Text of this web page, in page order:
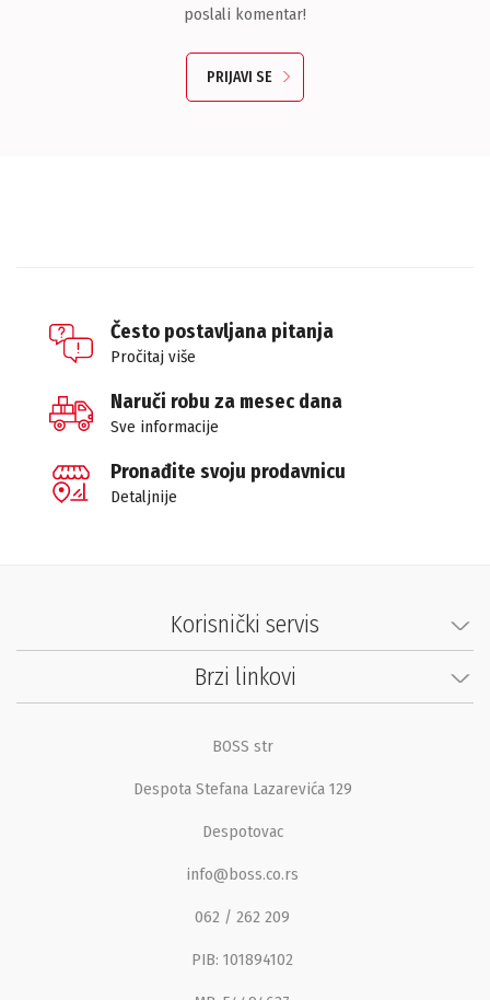
poslali komentar!
PRIJAVI SE
Često postavljana pitanja
Pročitaj više
Naruči robu za mesec dana
Sve informacije
Pronađite svoju prodavnicu
Detaljnije
Korisnički servis
Brzi linkovi
BOSS str
Despota Stefana Lazarevića 129
Despotovac
info@boss.co.rs
062 / 262 209
PIB: 101894102